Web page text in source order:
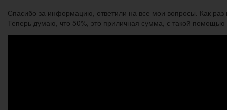
Спасибо за информацию, ответили на все мои вопросы. Как раз
Теперь думаю, что 50%, это приличная сумма, с такой